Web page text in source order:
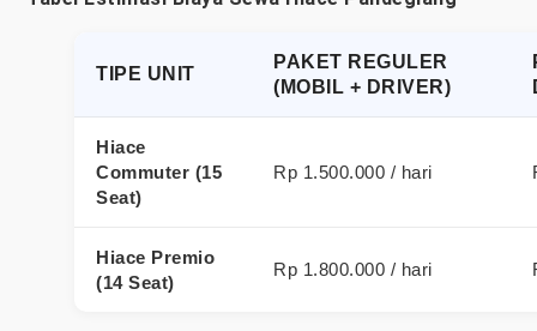
TIPE UNIT
PAKET REGULER
(MOBIL + DRIVER)
Hiace
Commuter (15
Seat)
Rp 1.500.000 / hari
Hiace Premio
(14 Seat)
Rp 1.800.000 / hari